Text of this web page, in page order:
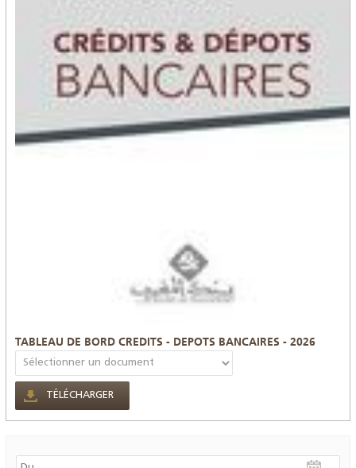
TABLEAU DE BORD CREDITS - DEPOTS BANCAIRES - 2026
TÉLÉCHARGER